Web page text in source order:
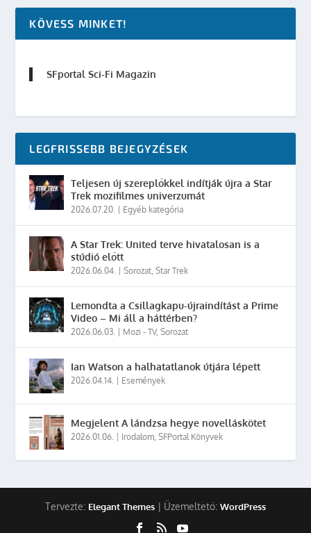
KÖVESS MINKET!
SFportal Sci-Fi Magazin
LEGFRISSEBB BEJEGYZÉSEK
Teljesen új szereplőkkel indítják újra a Star
Trek mozifilmes univerzumát
2026.07.20. | Egyéb kategória
A Star Trek: United terve hivatalosan is a
stúdió előtt
2026.06.04. |Sorozat ,Star Trek
Lemondta a Csillagkapu-újraindítást a Prime
Video – Mi áll a háttérben?
2026.06.03. | Mozi - TV,Sorozat
Ian Watson a halhatatlanok útjára lépett
2026.04.14. | Események
Megjelent A lándzsa hegye novelláskötet
2026.01.06. | Irodalom ,SFPortal Könyvek
Tervezte: Elegant Themes | Üzemeltető: WordPress